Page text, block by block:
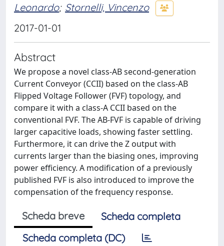
Leonardo; Stornelli, Vincenzo
2017-01-01
Abstract
We propose a novel class-AB second-generation
Current Conveyor (CCII) based on the class-AB
Flipped Voltage Follower (FVF) topology, and
compare it with a class-A CCII based on the
conventional FVF. The AB-FVF is capable of driving
larger capacitive loads, showing faster settling.
Furthermore, it can drive the Z output with
currents larger than the biasing ones, improving
power efficiency. A modification of a previously
published FVF is also introduced to improve the
compensation of the frequency response.
Scheda breve
Scheda completa
Scheda completa (DC)